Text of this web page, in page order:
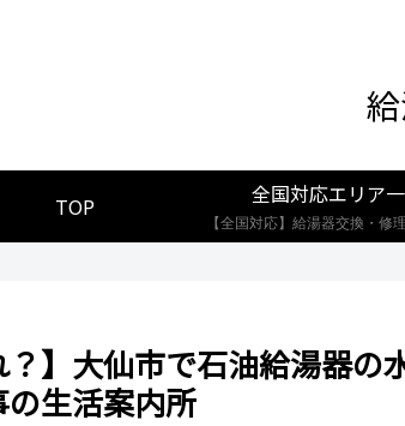
TOP 全国対応エリア
？】大仙市で石油給湯器
生活案内所